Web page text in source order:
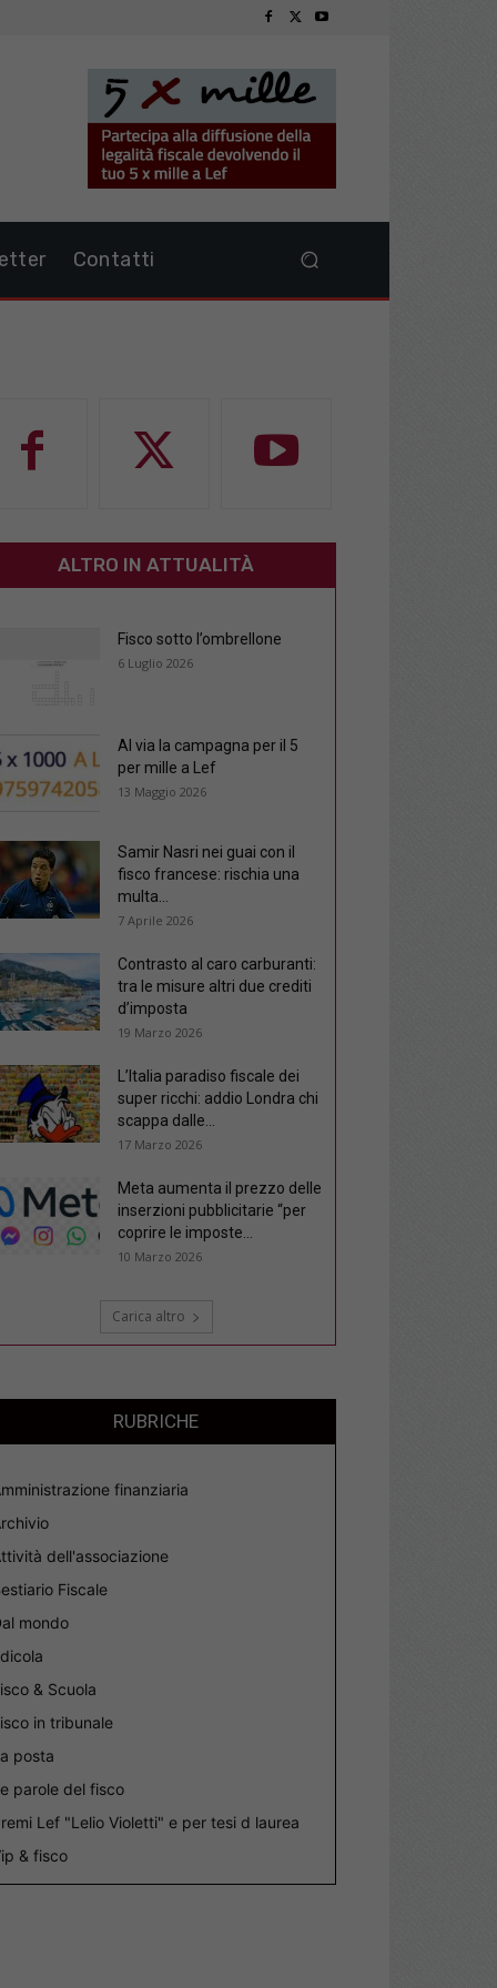
Contatti
ALTRO IN ATTUALITÀ
Fisco sotto l’ombrellone
6 Luglio 2026
Al via la campagna per il 5
per mille a Lef
13 Maggio 2026
Samir Nasri nei guai con il
fisco francese: rischia una
multa...
7 Aprile 2026
Contrasto al caro carburanti:
tra le misure altri due crediti
d’imposta
19 Marzo 2026
L’Italia paradiso fiscale dei
super ricchi: addio Londra chi
scappa dalle...
17 Marzo 2026
Meta aumenta il prezzo delle
inserzioni pubblicitarie “per
coprire le imposte...
10 Marzo 2026
Carica altro
RUBRICHE
finanziaria
dell'associazione
Fiscale
mondo
& Scuola
in tribunale
posta
parole del fisco
Lef "Lelio Violetti" e per tesi d laurea
& fisco